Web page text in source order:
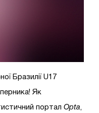
Бразилії U17
Як
портал Opta